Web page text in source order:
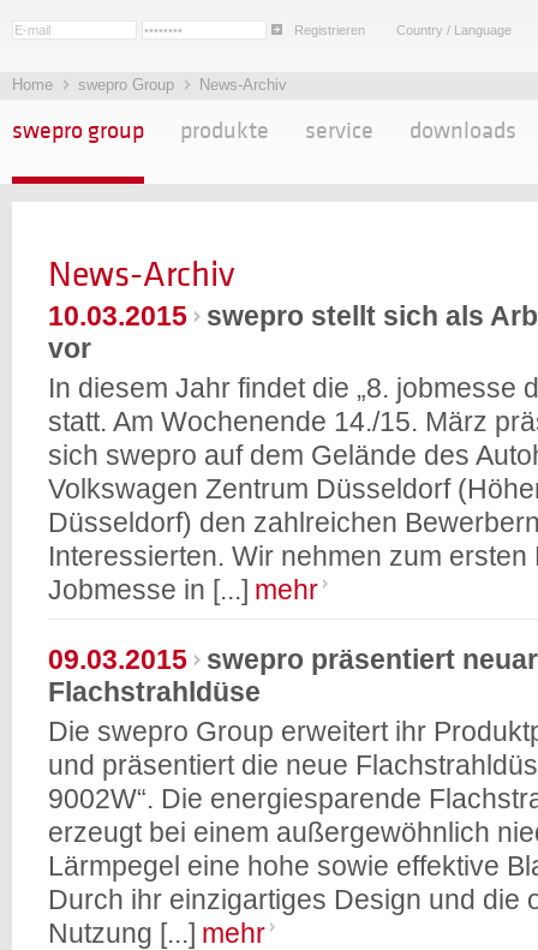
Registrieren Country / Language
Home swepro Group News-Archiv
swepro group produkte service downloads
News-Archiv
10.03.2015
swepro stellt sich als
vor
In diesem Jahr findet die „8. jobmesse
statt. Am Wochenende 14./15. März
sich swepro auf dem Gelände des
Volkswagen Zentrum Düsseldorf
Düsseldorf) den zahlreichen
Interessierten. Wir nehmen zum ersten
Jobmesse in [...] mehr
09.03.2015
swepro präsentiert
Flachstrahldüse
Die swepro Group erweitert ihr
und präsentiert die neue
9002W“. Die energiesparende
erzeugt bei einem außergewöhnlich
Lärmpegel eine hohe sowie effektive
Durch ihr einzigartiges Design und die
Nutzung [...] mehr